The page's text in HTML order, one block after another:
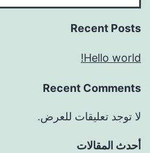
Recent Posts
Hello world!
Recent Comments
لا توجد تعليقات للعرض.
أحدث المقالات